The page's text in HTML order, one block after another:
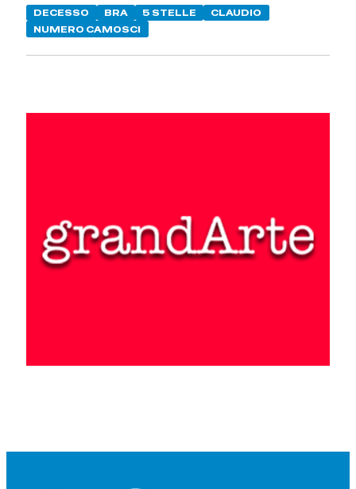
DECESSO BRA 5 STELLE
CLAUDIO
NUMERO CAMOSCI